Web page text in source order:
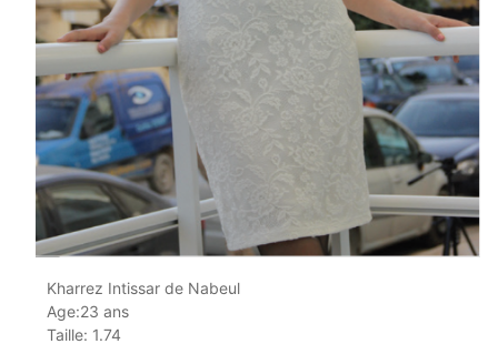
Kharrez Intissar de Nabeul
Age:23 ans
Taille: 1.74